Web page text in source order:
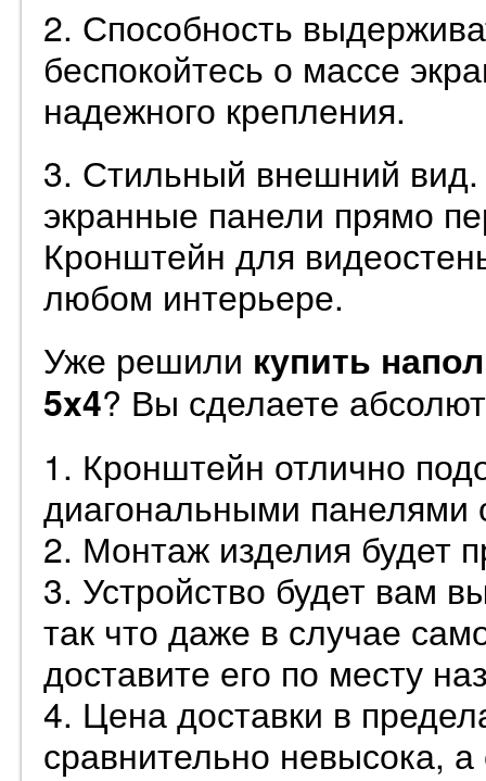
2. Способность
беспокойтесь о массе
надежного крепления.
3. Стильный внешний
экранные панели прямо
Кронштейн для
любом интерьере.
Уже решили купить
5x4? Вы сделаете
1. Кронштейн отлично
диагональными панелями
2. Монтаж изделия будет
3. Устройство будет вам
так что даже в случае
доставите его по месту
4. Цена доставки в
сравнительно невысока,